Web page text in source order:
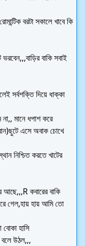
বরটা সকালে খাবে কি
বাকি সবাই
সর্বশক্তি দিয়ে ধাক্কা
মানে ধপাশ করে
এসে অবাক চোখে
নিশ্চিত করতে খাটের
আছে,,,R কবারের বাকি
গেল,হায় হায় আমি তো
হাসি
বলে উঠল,,,